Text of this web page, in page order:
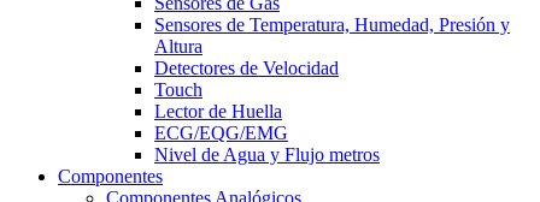
Sensores de Temperatura, Humedad, Presión y
Altura
Detectores de Velocidad
Touch
Lector de Huella
ECG/EQG/EMG
Nivel de Agua y Flujo metros
Componentes
Componentes Analógicos